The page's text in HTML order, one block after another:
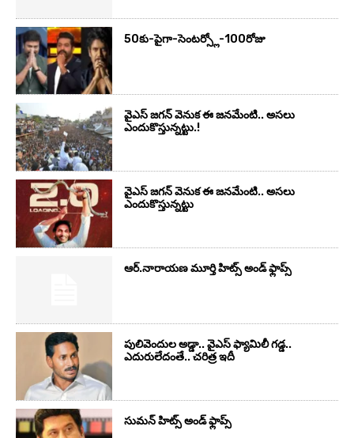
50కు-పైగా-సెంటర్స్లో-100రోజు
వైఎస్‌ జగన్‌ వెనుక ఈ జనమేంటి.. అసలు
ఎందుకొస్తున్నట్టు.!
వైఎస్‌ జగన్‌ వెనుక ఈ జనమేంటి.. అసలు
ఎందుకొస్తున్నట్టు
ఆర్‌.నారాయ‌ణ మూర్తి హిట్స్ అండ్ ఫ్లాప్స్‌
పులివెందుల అడ్డా.. వైఎస్ ఫ్యామిలీ గడ్డ..
ఎదురులేదంతే.. చరిత్ర ఇదీ
సుమ‌న్ హిట్స్ అండ్ ఫ్లాప్స్‌